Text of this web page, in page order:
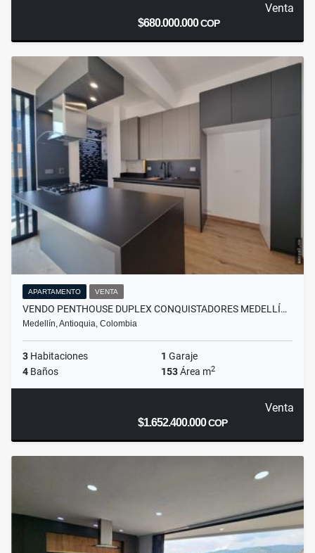
Venta
$680.000.000COP
APARTAMENTO VENTA
VENDO PENTHOUSE DUPLEX CONQUISTADORES MEDELLÍ…
Medellín, Antioquia, Colombia
3 Habitaciones 1 Garaje
4 Baños 153Área m2
Venta
$1.652.400.000COP